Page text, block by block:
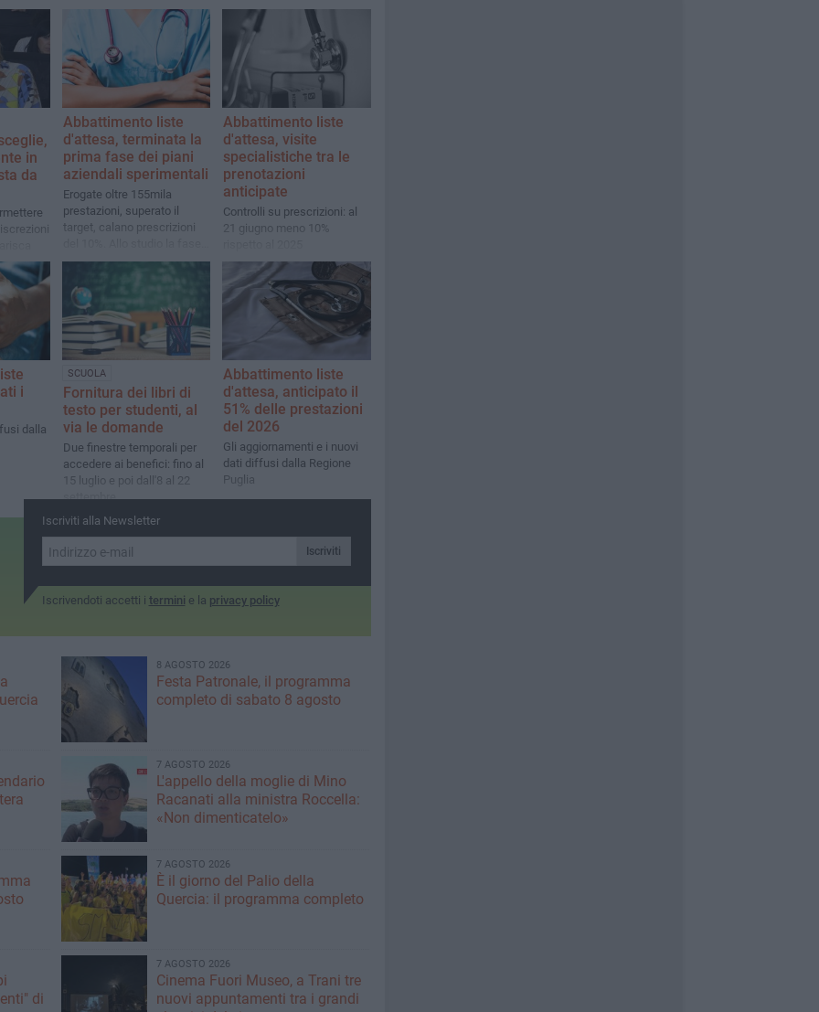
in
da
sia
Abbattimento liste
d'attesa, terminata la
prima fase dei piani
aziendali sperimentali
Erogate oltre 155mila
prestazioni, superato il
target, calano prescrizioni
2
Abbattimento liste
d'attesa, visite
specialistiche tra le
prenotazioni
anticipate
Controlli su prescrizioni: al
21 giugno meno 10%
i
dalla
SCUOLA
Fornitura dei libri di
testo per studenti, al
via le domande
Due finestre temporali per
accedere ai benefici: fino al
15 luglio e poi dall'8 al 22
settembre
Abbattimento liste
d'attesa, anticipato il
51% delle prestazioni
del 2026
Gli aggiornamenti e i nuovi
dati diffusi dalla Regione
Puglia
Iscriviti alla Newsletter
Iscriviti
Iscrivendoti accetti i termini e la privacy policy
8 AGOSTO 2026
Festa Patronale, il programma
completo di sabato 8 agosto
7 AGOSTO 2026
L'appello della moglie di Mino
Racanati alla ministra Roccella:
«Non dimenticatelo»
7 AGOSTO 2026
È il giorno del Palio della
Quercia: il programma completo
di
7 AGOSTO 2026
Cinema Fuori Museo, a Trani tre
nuovi appuntamenti tra i grandi